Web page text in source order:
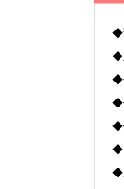
◆
◆
◆
◆
◆
◆
◆